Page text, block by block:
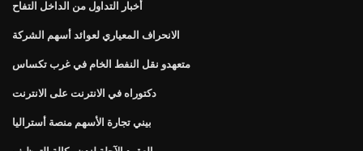
أخبار التداول من الداخل التفاح
الانحراف المعياري لعوائد أسهم الشركة
متعهدو نقل النفط الخام في غرب تكساس
دكتوراه في الانترنت على الانترنت
بيني تجارة الأسهم منصة أستراليا